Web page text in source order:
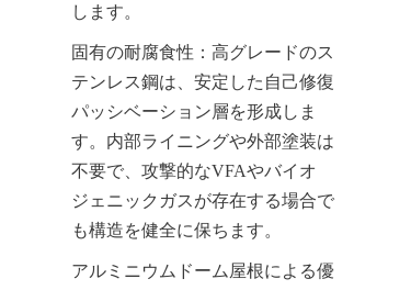
します。
固有の耐腐食性：高グレードのス
テンレス鋼は、安定した自己修復
パッシベーション層を形成しま
す。内部ライニングや外部塗装は
不要で、攻撃的なVFAやバイオ
ジェニックガスが存在する場合で
も構造を健全に保ちます。
アルミニウムドーム屋根による優